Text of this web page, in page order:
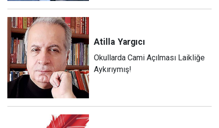
Atilla Yargıcı
Okullarda Cami Açılması Laikliğe
Aykırıymış!